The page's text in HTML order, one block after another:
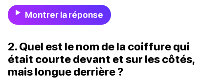
Montrer la réponse
2. Quel est le nom de la coiffure qui
était courte devant et sur les côtés,
mais longue derrière ?